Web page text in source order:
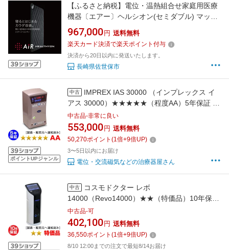
【ふるさと納税】電位・温熱組合せ家庭用医療
機器〔エアー〕ヘルシオン(セミダブル) マット
レス ふとんの西川 日本製 敷布団 敷き布団
nishikawa ながら治療 寝具 医療機器 温熱 電位
疲労回復 不眠改善 肩こり緩和 スマホ操作対応
佐世保市
967,000 円 送料無料
楽天カード決済で楽天ポイント付与
決済から20日以内に発送いたします。
長崎県佐世保市
ポイントUPジャンル
中古
IMPREX IAS 30000 （インプレックス イ
アス 30000）★★★★★（程度AA）5年保証 家
庭用電位治療器（IAS30-3-AA）イアス30000R
の前モデル ※セラフィア
14000EX（Selaphia14000EX）のOEM※
中古品-非常に良い
553,000 円 送料無料
50,270ポイント (1倍+9倍UP)
3〜5日以内にお届け
電位・交流磁気などの治療器屋さん
中古
コスモドクター レボ
14000（Revo14000）★★（特価品）10年保証
家庭用電位治療器（Revo-8-TK） 電位テラピ
ー けんこうテーブル365 ※t．CURE
14000（ティーキュア14000）
PRESENSE（プレセンス）の前モデル※
中古品-可
402,100 円 送料無料
36,550ポイント (1倍+9倍UP)
8/10 12:00までの注文で最短8/14お届け